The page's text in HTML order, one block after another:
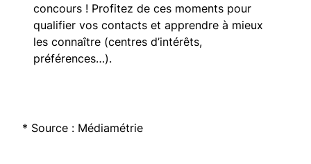
concours ! Profitez de ces moments pour
qualifier vos contacts et apprendre à mieux
les connaître (centres d’intérêts,
préférences…).
* Source : Médiamétrie